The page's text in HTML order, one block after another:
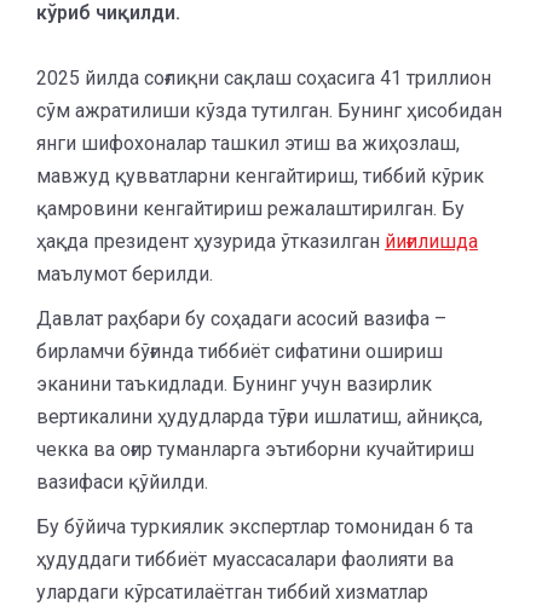
кўриб чиқилди.
2025 йилда соғлиқни сақлаш соҳасига 41 триллион
сўм ажратилиши кўзда тутилган. Бунинг ҳисобидан
янги шифохоналар ташкил этиш ва жиҳозлаш,
мавжуд қувватларни кенгайтириш, тиббий кўрик
қамровини кенгайтириш режалаштирилган. Бу
ҳақда президент ҳузурида ўтказилган йиғилишда
маълумот берилди.
Давлат раҳбари бу соҳадаги асосий вазифа –
бирламчи бўғинда тиббиёт сифатини ошириш
эканини таъкидлади. Бунинг учун вазирлик
вертикалини ҳудудларда тўғри ишлатиш, айниқса,
чекка ва оғир туманларга эътиборни кучайтириш
вазифаси қўйилди.
Бу бўйича туркиялик экспертлар томонидан 6 та
ҳудуддаги тиббиёт муассасалари фаолияти ва
улардаги кўрсатилаётган тиббий хизматлар